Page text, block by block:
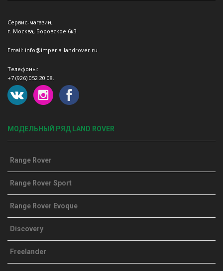
Сервис-магазин;
г. Москва, Боровское 6к3
Email: info@imperia-landrover.ru
Телефоны:
+7 (926) 052 20 08.
МОДЕЛЬНЫЙ РЯД LAND ROVER
Range Rover
Range Rover Sport
Range Rover Evoque
Discovery
Freelander